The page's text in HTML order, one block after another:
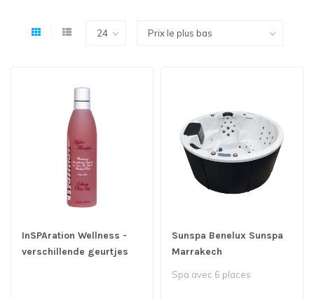
InSPAration Wellness -
verschillende geurtjes
Sunspa Benelux Sunspa
Marrakech
Spa avec 6 places